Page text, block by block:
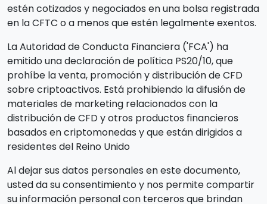
estén cotizados y negociados en una bolsa registrada
en la CFTC o a menos que estén legalmente exentos.
La Autoridad de Conducta Financiera ('FCA') ha
emitido una declaración de política PS20/10, que
prohíbe la venta, promoción y distribución de CFD
sobre criptoactivos. Está prohibiendo la difusión de
materiales de marketing relacionados con la
distribución de CFD y otros productos financieros
basados en criptomonedas y que están dirigidos a
residentes del Reino Unido
Al dejar sus datos personales en este documento,
usted da su consentimiento y nos permite compartir
su información personal con terceros que brindan